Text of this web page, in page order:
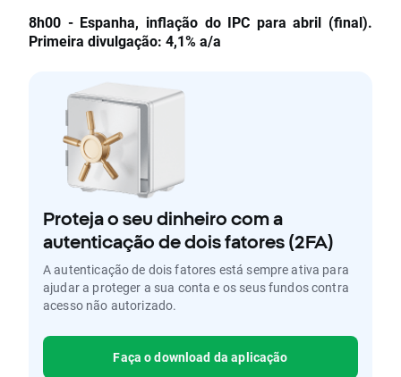
8h00 - Espanha, inflação do IPC para abril (final).
Primeira divulgação: 4,1% a/a
Proteja o seu dinheiro com a
autenticação de dois fatores (2FA)
A autenticação de dois fatores está sempre ativa para
ajudar a proteger a sua conta e os seus fundos contra
acesso não autorizado.
Faça o download da aplicação